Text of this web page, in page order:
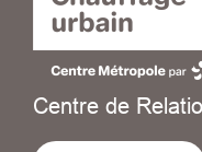
Centre de